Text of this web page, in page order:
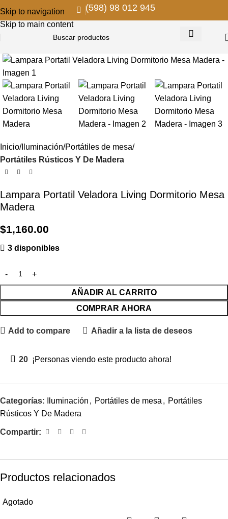
Skip to navigation
Skip to main content
(598) 98 012 945
Inicio Iluminación Portátiles de mesa
Portátiles Rústicos Y De Madera
Lampara Portatil Veladora Living Dormitorio Mesa
Madera
$1,160.00
3 disponibles
AÑADIR AL CARRITO
COMPRAR AHORA
Add to compare Añadir a la lista de deseos
20 ¡Personas viendo este producto ahora!
Categorías: Iluminación , Portátiles de mesa , Portátiles
Rústicos Y De Madera
Compartir:
Productos relacionados
Agotado